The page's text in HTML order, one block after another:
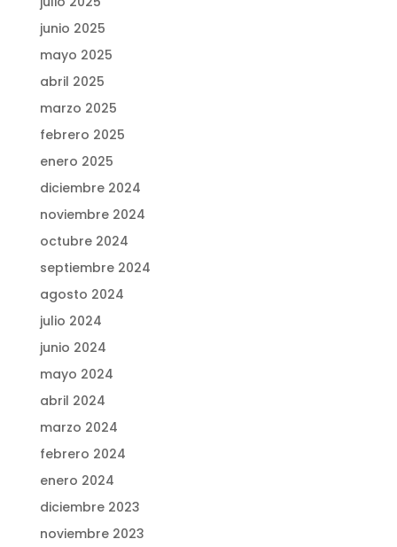
junio 2025
mayo 2025
abril 2025
marzo 2025
febrero 2025
enero 2025
diciembre 2024
noviembre 2024
octubre 2024
septiembre 2024
agosto 2024
julio 2024
junio 2024
mayo 2024
abril 2024
marzo 2024
febrero 2024
enero 2024
diciembre 2023
noviembre 2023